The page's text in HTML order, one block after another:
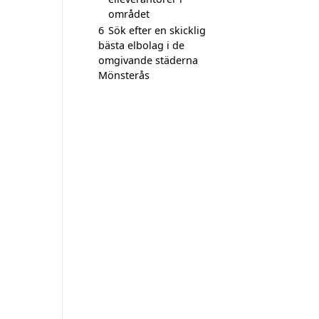
området
6 Sök efter en skicklig
bästa elbolag i de
omgivande städerna
Mönsterås